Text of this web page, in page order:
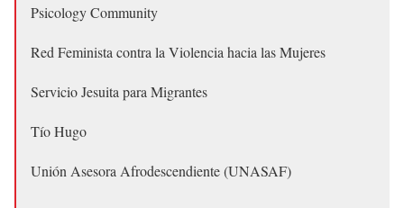
Psicology Community
Red Feminista contra la Violencia hacia las Mujeres
Servicio Jesuita para Migrantes
Tío Hugo
Unión Asesora Afrodescendiente (UNASAF)